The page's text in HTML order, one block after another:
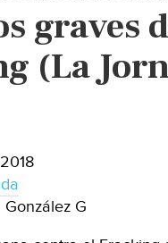
graves
(La
G